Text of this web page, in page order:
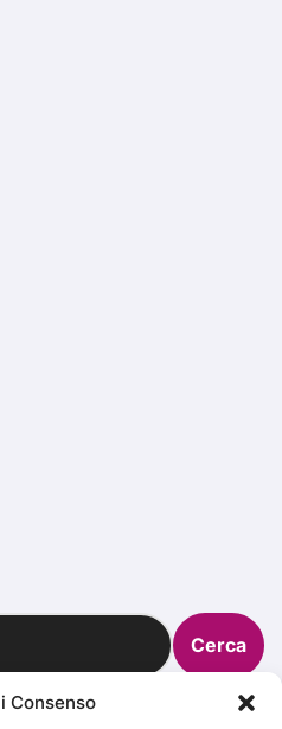
Consenso
Cerca